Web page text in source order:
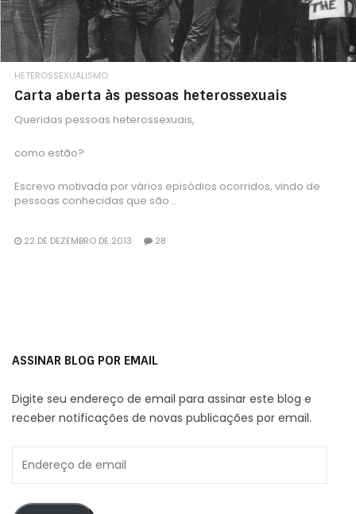
HETEROSSEXUALISMO
Carta aberta às pessoas heterossexuais
Queridas pessoas heterossexuais,
como estão?
Escrevo motivada por vários episódios ocorridos, vindo de
pessoas conhecidas que são ..
22 DE DEZEMBRO DE 2013 28
ASSINAR BLOG POR EMAIL
Digite seu endereço de email para assinar este blog e
receber notificações de novas publicações por email.